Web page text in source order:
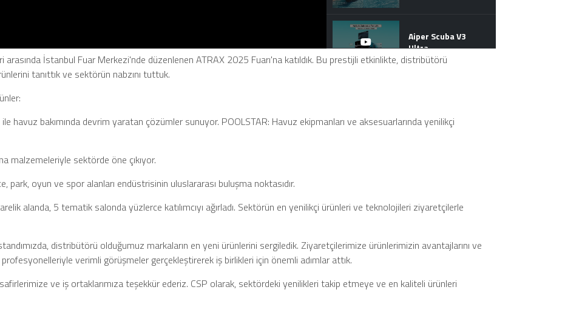
Aiper Scuba V3
Ultra
CSP ATRAX 2025 |
Son Trendler!
Kablosuz Havuz
İstanbul Fuar Merkezi'nde düzenlenen ATRAX 2025 Fuarı'na katıldık. Bu prestijli etkinlikte, distribütörü
tanıttık ve sektörün nabzını tuttuk.
havuz bakımında devrim yaratan çözümler sunuyor.​ POOLSTAR: Havuz ekipmanları ve aksesuarlarında yenilikçi
malzemeleriyle sektörde öne çıkıyor.​
park, oyun ve spor alanları endüstrisinin uluslararası buluşma noktasıdır.
alanda, 5 tematik salonda yüzlerce katılımcıyı ağırladı. Sektörün en yenilikçi ürünleri ve teknolojileri ziyaretçilerle
distribütörü olduğumuz markaların en yeni ürünlerini sergiledik. Ziyaretçilerimize ürünlerimizin avantajlarını ve
profesyonelleriyle verimli görüşmeler gerçekleştirerek iş birlikleri için önemli adımlar attık.​
ve iş ortaklarımıza teşekkür ederiz. CSP olarak, sektördeki yenilikleri takip etmeye ve en kaliteli ürünleri